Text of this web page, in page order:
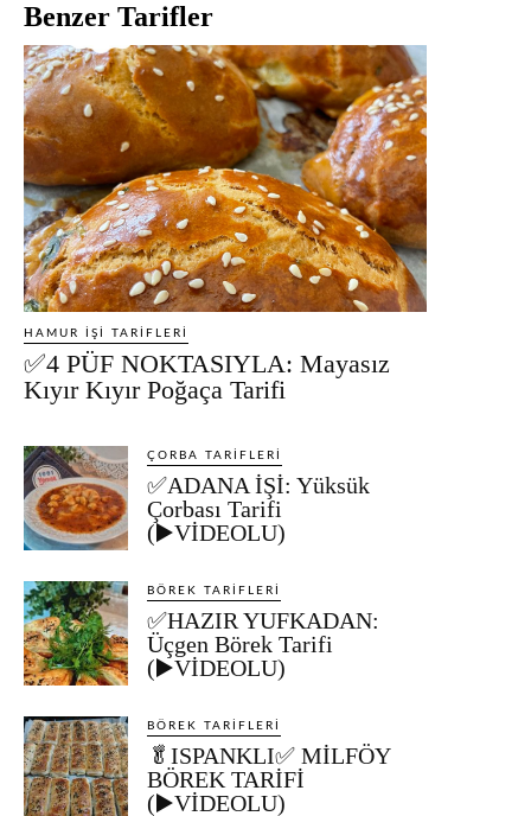
Benzer Tarifler
HAMUR İŞI TARIFLERI
✅4 PÜF NOKTASIYLA: Mayasız
Kıyır Kıyır Poğaça Tarifi
ÇORBA TARIFLERI
✅ADANA İŞİ: Yüksük
Çorbası Tarifi
(▶️VİDEOLU)
BÖREK TARIFLERI
✅HAZIR YUFKADAN:
Üçgen Börek Tarifi
(▶️VİDEOLU)
BÖREK TARIFLERI
🥬ISPANKLI✅ MİLFÖY
BÖREK TARİFİ
(▶️VİDEOLU)